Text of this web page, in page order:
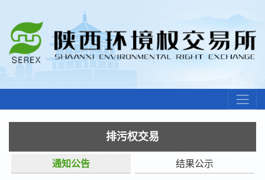
排污权交易
通知公告
结果公示